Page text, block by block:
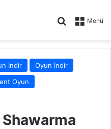
Menü
Arama yap
İndir
Oyun İndir
Oyun